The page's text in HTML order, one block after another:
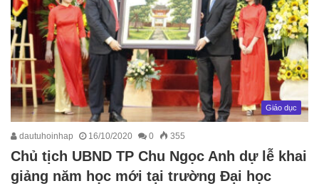
Giáo dục
dautuhoinhap 16/10/2020 0 355
Chủ tịch UBND TP Chu Ngọc Anh dự lễ khai
giảng năm học mới tại trường Đại học